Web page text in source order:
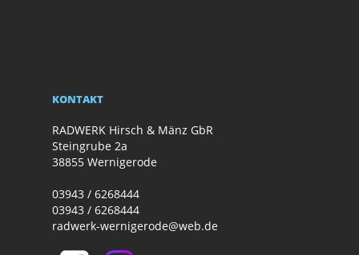
KONTAKT
RADWERK Hirsch & Mänz GbR
Steingrube 2a
38855 Wernigerode
03943 / 6268444
03943 / 6268444
radwerk-wernigerode@web.de